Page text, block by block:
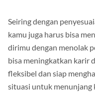
Seiring dengan
kamu juga harus bisa
dirimu dengan menolak
bisa meningkatkan karir
fleksibel dan siap
situasi untuk menunjang